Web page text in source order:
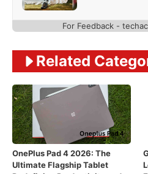
For Feedback -
Related
OnePlus Pad 4 2026: The
Ultimate Flagship Tablet